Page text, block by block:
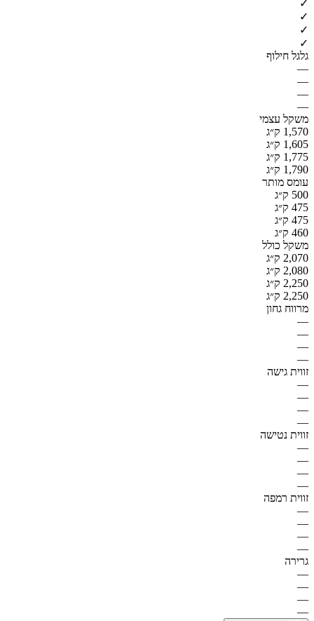
✓
✓
✓
✓
גלגל חילוף
—
—
—
—
משקל עצמי
1,570 ק״ג
1,605 ק״ג
1,775 ק״ג
1,790 ק״ג
עומס מותר
500 ק״ג
475 ק״ג
475 ק״ג
460 ק״ג
משקל כולל
2,070 ק״ג
2,080 ק״ג
2,250 ק״ג
2,250 ק״ג
מרווח גחון
—
—
—
—
זווית גישה
—
—
—
—
זווית נטישה
—
—
—
—
זווית רמפה
—
—
—
—
גרירה
—
—
—
—